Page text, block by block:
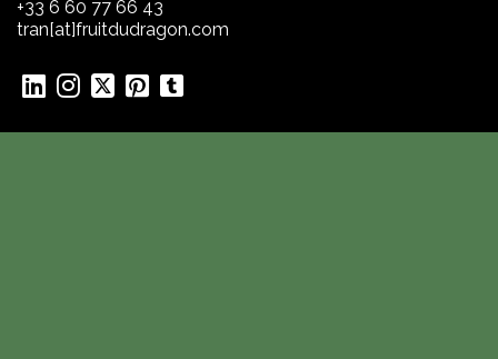
+33 6 60 77 66 43
tran[at]fruitdudragon.com